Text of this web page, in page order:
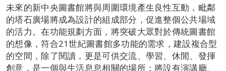
未來的新中央圖書館將與周圍環境產生良性互動，毗鄰
的塔石廣場將成為設計的組成部分，促進整個公共場域
的活力。在功能規劃方面，將突破大眾對於傳統圖書館
的想像，符合21世紀圖書館多功能的需求，建設複合型
的空間，除了閱讀，更是可供交流、學習、休閒、發揮
創意，是一個與生活息息相關的場所；將設有演講廳、